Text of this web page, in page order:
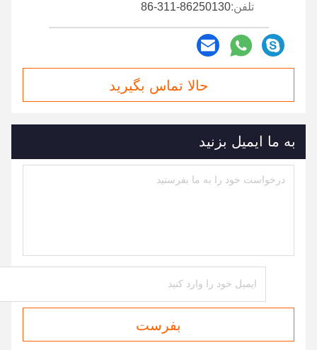
تلفن:86-311-86250130
حالا تماس بگیرید
به ما ایمیل بزنید
بفرست